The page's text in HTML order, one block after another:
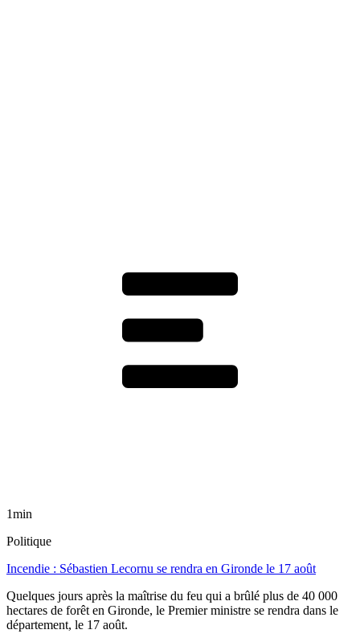
1min
Politique
Incendie : Sébastien Lecornu se rendra en Gironde le 17 août
Quelques jours après la maîtrise du feu qui a brûlé plus de 40 000
hectares de forêt en Gironde, le Premier ministre se rendra dans le
département, le 17 août.